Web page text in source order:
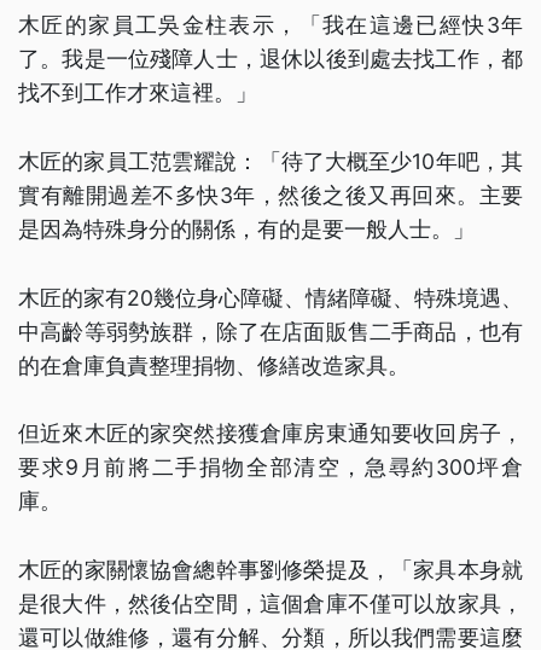
木匠的家員工吳金柱表示，「我在這邊已經快3年
了。我是一位殘障人士，退休以後到處去找工作，都
找不到工作才來這裡。」
木匠的家員工范雲耀說：「待了大概至少10年吧，其
實有離開過差不多快3年，然後之後又再回來。主要
是因為特殊身分的關係，有的是要一般人士。」
木匠的家有20幾位身心障礙、情緒障礙、特殊境遇、
中高齡等弱勢族群，除了在店面販售二手商品，也有
的在倉庫負責整理捐物、修繕改造家具。
但近來木匠的家突然接獲倉庫房東通知要收回房子，
要求9月前將二手捐物全部清空，急尋約300坪倉
庫。
木匠的家關懷協會總幹事劉修榮提及，「家具本身就
是很大件，然後佔空間，這個倉庫不僅可以放家具，
還可以做維修，還有分解、分類，所以我們需要這麼